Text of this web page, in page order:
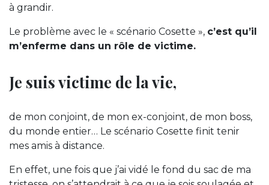
à grandir.
Le problème avec le « scénario Cosette », c’est qu’il
m’enferme dans un rôle de victime.
Je suis victime de la vie,
de mon conjoint, de mon ex-conjoint, de mon boss,
du monde entier… Le scénario Cosette finit tenir
mes amis à distance.
En effet, une fois que j’ai vidé le fond du sac de ma